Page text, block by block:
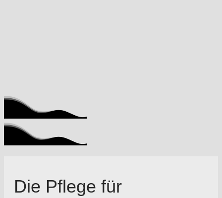
Die Pflege für